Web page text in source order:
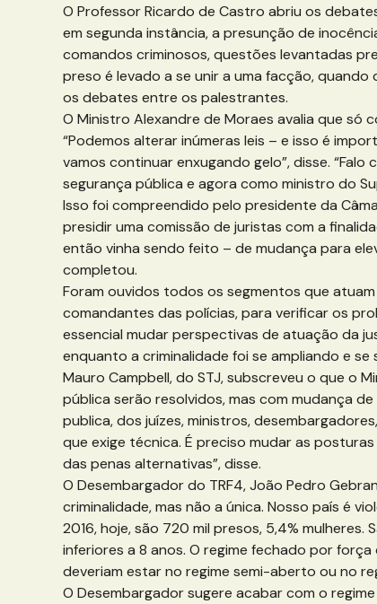
O Professor Ricardo de Castro abriu os
em segunda instância, a presunção de
comandos criminosos, questões levantadas
preso é levado a se unir a uma facção,
os debates entre os palestrantes.
O Ministro Alexandre de Moraes avalia que só
“Podemos alterar inúmeras leis – e isso é
vamos continuar enxugando gelo”, disse.
segurança pública e agora como ministro do
Isso foi compreendido pelo presidente da
presidir uma comissão de juristas com a
então vinha sendo feito – de mudança para
completou.
Foram ouvidos todos os segmentos que
comandantes das polícias, para verificar os
essencial mudar perspectivas de atuação da
enquanto a criminalidade foi se ampliando e se
Mauro Campbell, do STJ, subscreveu o que o
pública serão resolvidos, mas com mudança
publica, dos juízes, ministros,
que exige técnica. É preciso mudar as
das penas alternativas”, disse.
O Desembargador do TRF4, João Pedro
criminalidade, mas não a única. Nosso país é
2016, hoje, são 720 mil presos, 5,4%
inferiores a 8 anos. O regime fechado por
deveriam estar no regime semi-aberto ou no
O Desembargador sugere acabar com o